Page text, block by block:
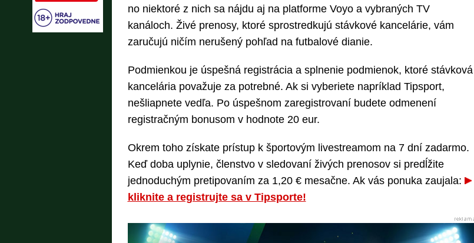
no niektoré z nich sa nájdu aj na platforme Voyo a vybraných TV
kanáloch. Živé prenosy, ktoré sprostredkujú stávkové kancelárie, vám
zaručujú ničím nerušený pohľad na futbalové dianie.
Podmienkou je úspešná registrácia a splnenie podmienok, ktoré stávková
kancelária považuje za potrebné. Ak si vyberiete napríklad Tipsport,
nešliapnete vedľa. Po úspešnom zaregistrovaní budete odmenení
registračným bonusom v hodnote 20 eur.
Okrem toho získate prístup k športovým livestreamom na 7 dní zadarmo.
Keď doba uplynie, členstvo v sledovaní živých prenosov si predĺžite
jednoduchým pretipovaním za 1,20 € mesačne. Ak vás ponuka zaujala:
kliknite a registrujte sa v Tipsporte!